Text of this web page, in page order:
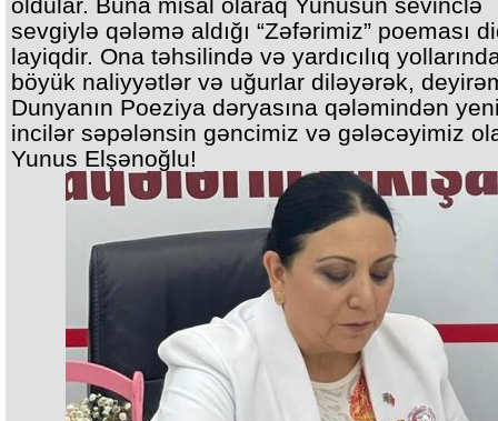
sevgiylə qələmə aldığı “Zəfərimiz” poeması
layiqdir. Ona təhsilində və yardıcılıq
böyük naliyyətlər və uğurlar diləyərək,
Dunyanın Poeziya dəryasına qələmindən
incilər səpələnsin gəncimiz və gələcəyimiz
Yunus Elşənoğlu!